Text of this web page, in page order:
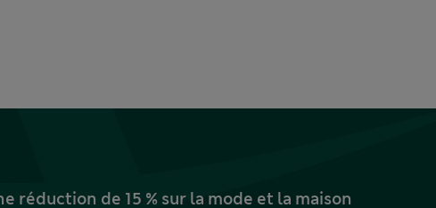
réduction de 15 % sur la mode et la maison